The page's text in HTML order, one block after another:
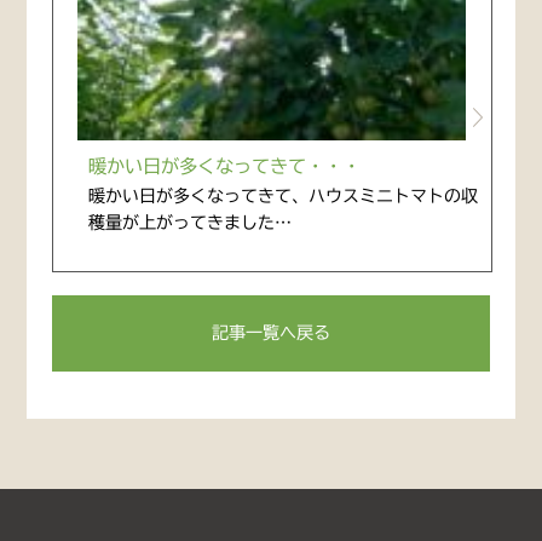
暖かい日が多くなってきて・・・
暖かい日が多くなってきて、ハウスミニトマトの収
穫量が上がってきました…
記事一覧へ戻る